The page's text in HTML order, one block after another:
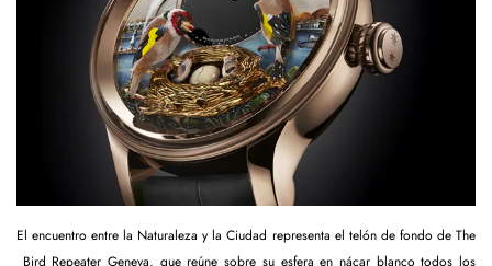
El encuentro entre la Naturaleza y la Ciudad representa el telón de fondo de The
Bird Repeater Geneva, que reúne sobre su esfera en nácar blanco todos los